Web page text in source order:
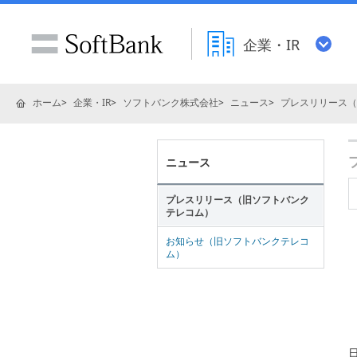
企業・IR
ホーム 企業・IR ソフトバンク株式会社 ニュース プレスリリース
ニュース
プレスリリース（旧ソフトバンク
テレコム）
お知らせ（旧ソフトバンクテレコ
ム）